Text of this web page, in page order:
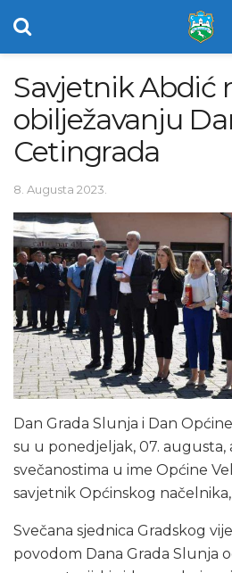
Savjetnik Abdić
obilježavanju
Cetingrada
8. Augusta 2023.
Dan Grada Slunja i Dan
su u ponedjeljak, 07. augusta,
svečanostima u ime Općine
savjetnik Općinskog
Svečana sjednica Gradskog
povodom Dana Grada Slunja